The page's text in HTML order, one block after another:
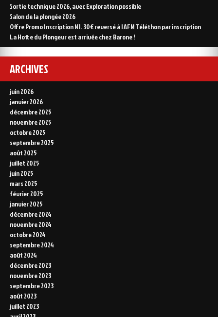
l’international
Sortie technique 2026, avec Exploration possible
Salon de la plongée 2026
Offre Promo Inscription N1. 30€ reversé à l AFM Téléthon par inscription
La Hotte du Plongeur est arrivée chez Barone !
ARCHIVES
juin 2026
janvier 2026
décembre 2025
novembre 2025
octobre 2025
septembre 2025
août 2025
juillet 2025
juin 2025
mars 2025
février 2025
janvier 2025
décembre 2024
novembre 2024
octobre 2024
septembre 2024
août 2024
décembre 2023
novembre 2023
septembre 2023
août 2023
juillet 2023